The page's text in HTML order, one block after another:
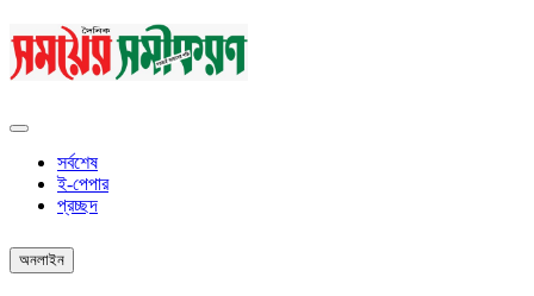
সর্বশেষ
ই-পেপার
প্রচ্ছদ
অনলাইন